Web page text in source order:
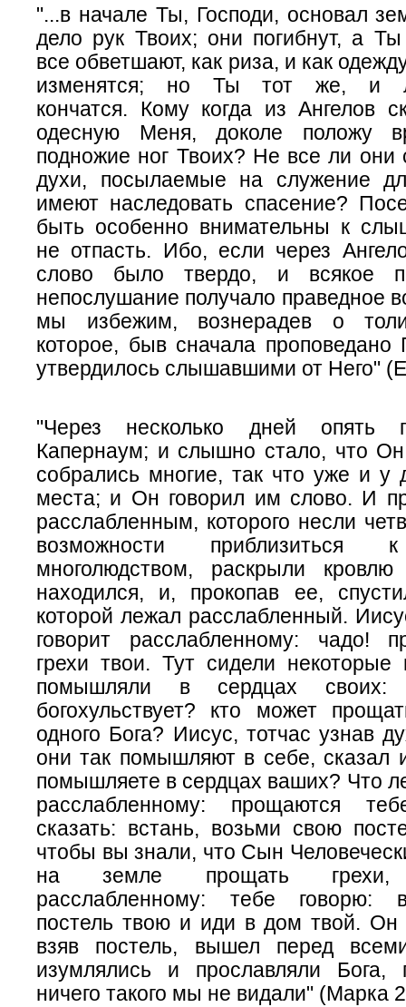
"...в начале Ты, Господи, основал
дело рук Твоих; они погибнут, а
все обветшают, как риза, и как
изменятся; но Ты тот же, и
кончатся. Кому когда из Ангелов
одесную Меня, доколе положу
подножие ног Твоих? Не все ли они
духи, посылаемые на служение
имеют наследовать спасение?
быть особенно внимательны к
не отпасть. Ибо, если через
слово было твердо, и всякое
непослушание получало праведное
мы избежим, вознерадев о
которое, быв сначала проповедано
утвердилось слышавшими от Него"
"Через несколько дней опять
Капернаум; и слышно стало, что
собрались многие, так что уже и у
места; и Он говорил им слово. И
расслабленным, которого несли
возможности
многолюдством, раскрыли
находился, и, прокопав ее,
которой лежал расслабленный.
говорит расслабленному: чадо!
грехи твои. Тут сидели некоторые
помышляли в сердцах
богохульствует? кто может
одного Бога? Иисус, тотчас узнав
они так помышляют в себе, сказал
помышляете в сердцах ваших? Что
расслабленному: прощаются
сказать: встань, возьми свою
чтобы вы знали, что Сын
на земле прощать
расслабленному: тебе говорю:
постель твою и иди в дом твой. Он
взяв постель, вышел перед
изумлялись и прославляли Бога,
ничего такого мы не видали" (Марка